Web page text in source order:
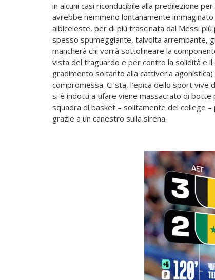
in alcuni casi riconducibile alla predilezione
avrebbe nemmeno lontanamente
albiceleste, per di più trascinata dal Messi
spesso spumeggiante, talvolta arrembante,
mancherà chi vorrà sottolineare la
vista del traguardo e per contro la solidità e
gradimento soltanto alla cattiveria
compromessa. Ci sta, l’epica dello sport
si è indotti a tifare viene massacrato di botte
squadra di basket – solitamente del college –
grazie a un canestro sulla sirena.